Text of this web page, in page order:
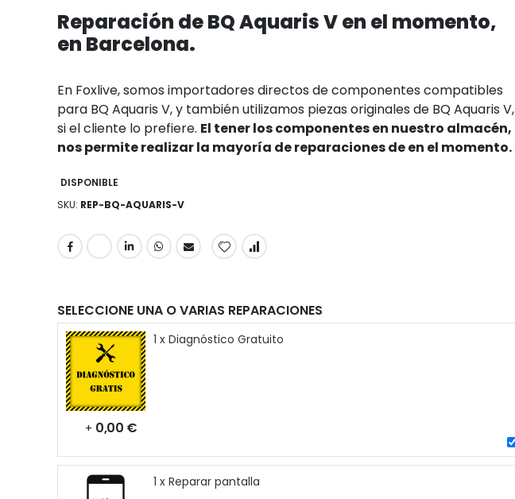
Reparación de BQ Aquaris V en el momento,
en Barcelona.
En Foxlive, somos importadores directos de componentes compatibles
para BQ Aquaris V, y también utilizamos piezas originales de BQ Aquaris V,
si el cliente lo prefiere. El tener los componentes en nuestro almacén,
nos permite realizar la mayoría de reparaciones de en el momento.
DISPONIBLE
SKU REP-BQ-AQUARIS-V
SELECCIONE UNA O VARIAS REPARACIONES
1 x Diagnóstico Gratuito
+ 0,00 €
1 x Reparar pantalla